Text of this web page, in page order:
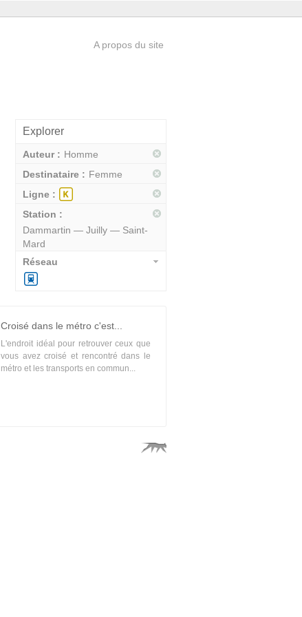
A propos du site
Explorer
Auteur : Homme
Destinataire : Femme
Ligne :
Station :
Dammartin — Juilly — Saint-
Mard
Réseau
Croisé dans le métro c'est...
L'endroit idéal pour retrouver ceux que
vous avez croisé et rencontré dans le
métro et les transports en commun...